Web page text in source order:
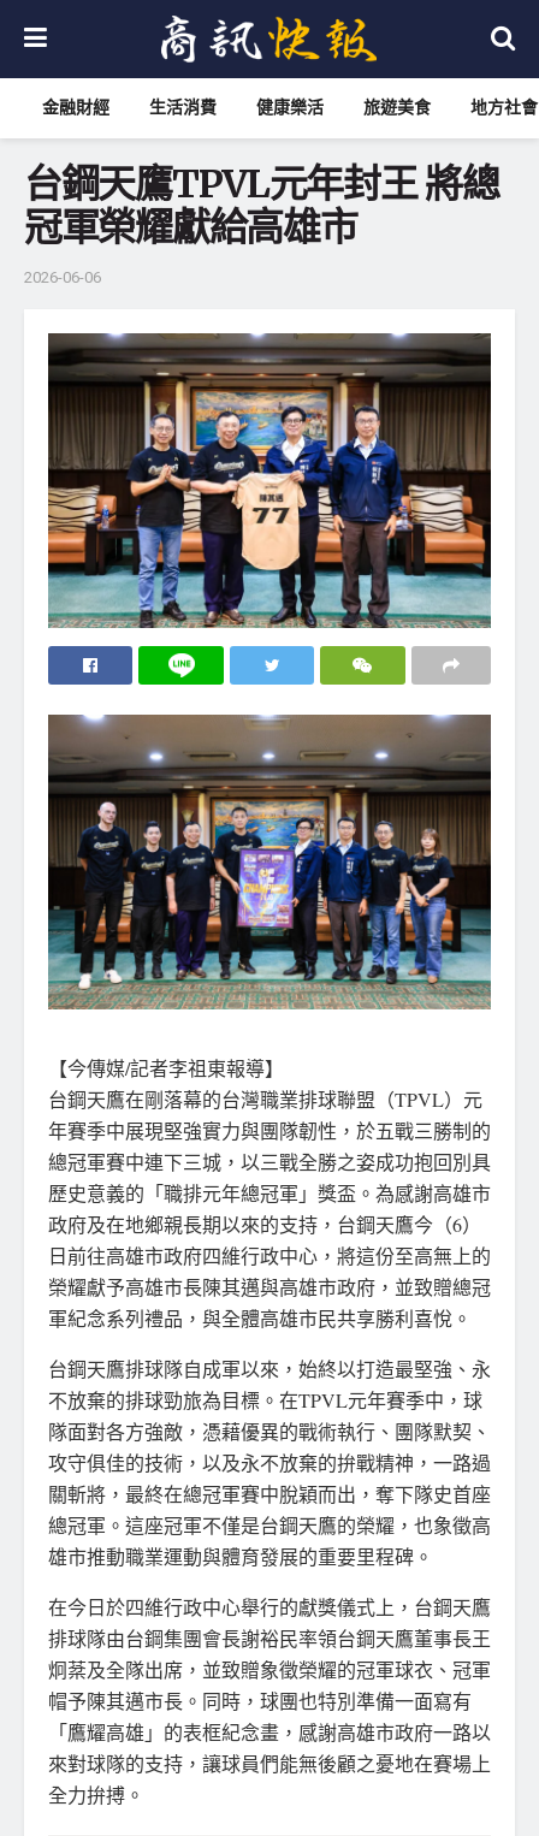
金融財經 生活消費 健康樂活 旅遊美食 地方社會
台鋼天鷹TPVL元年封王 將總
冠軍榮耀獻給高雄市
2026-06-06
【今傳媒/記者李祖東報導】
台鋼天鷹在剛落幕的台灣職業排球聯盟（TPVL）元
年賽季中展現堅強實力與團隊韌性，於五戰三勝制的
總冠軍賽中連下三城，以三戰全勝之姿成功抱回別具
歷史意義的「職排元年總冠軍」獎盃。為感謝高雄市
政府及在地鄉親長期以來的支持，台鋼天鷹今（6）
日前往高雄市政府四維行政中心，將這份至高無上的
榮耀獻予高雄市長陳其邁與高雄市政府，並致贈總冠
軍紀念系列禮品，與全體高雄市民共享勝利喜悅。
台鋼天鷹排球隊自成軍以來，始終以打造最堅強、永
不放棄的排球勁旅為目標。在TPVL元年賽季中，球
隊面對各方強敵，憑藉優異的戰術執行、團隊默契、
攻守俱佳的技術，以及永不放棄的拚戰精神，一路過
關斬將，最終在總冠軍賽中脫穎而出，奪下隊史首座
總冠軍。這座冠軍不僅是台鋼天鷹的榮耀，也象徵高
雄市推動職業運動與體育發展的重要里程碑。
在今日於四維行政中心舉行的獻獎儀式上，台鋼天鷹
排球隊由台鋼集團會長謝裕民率領台鋼天鷹董事長王
炯棻及全隊出席，並致贈象徵榮耀的冠軍球衣、冠軍
帽予陳其邁市長。同時，球團也特別準備一面寫有
「鷹耀高雄」的表框紀念畫，感謝高雄市政府一路以
來對球隊的支持，讓球員們能無後顧之憂地在賽場上
全力拚搏。